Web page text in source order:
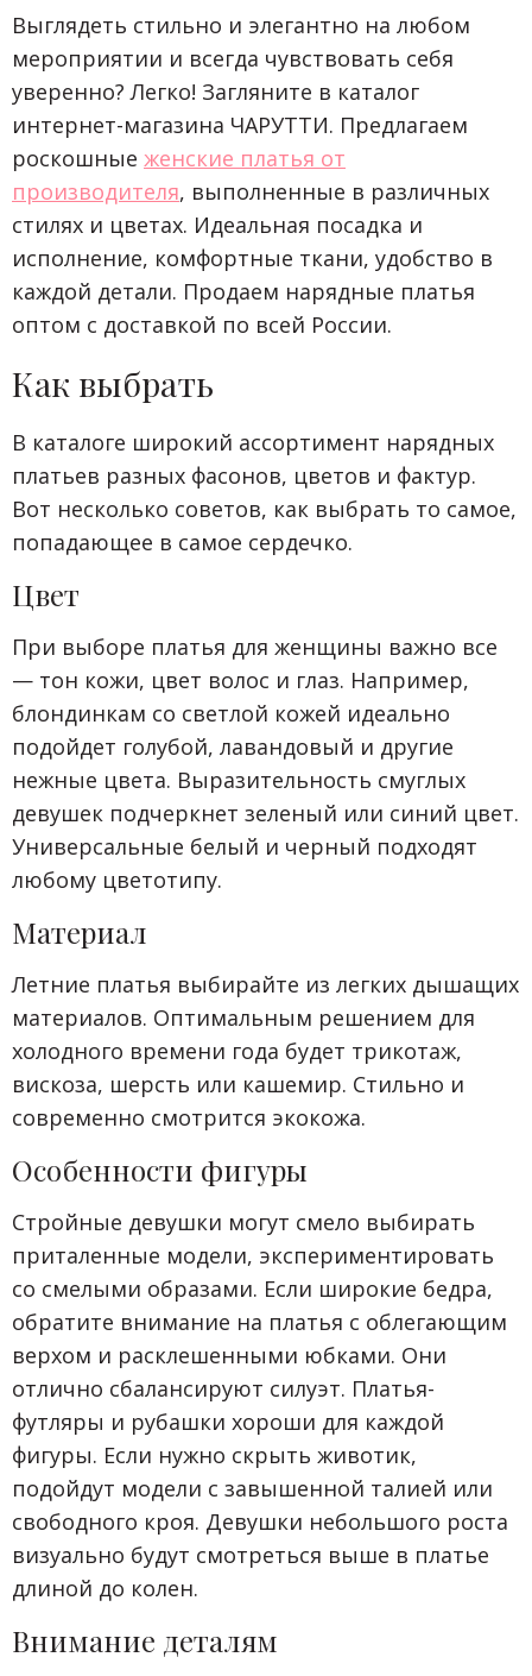
Выглядеть стильно и элегантно на любом
мероприятии и всегда чувствовать себя
уверенно? Легко! Загляните в каталог
интернет-магазина ЧАРУТТИ. Предлагаем
роскошные женские платья от
производителя, выполненные в различных
стилях и цветах. Идеальная посадка и
исполнение, комфортные ткани, удобство в
каждой детали. Продаем нарядные платья
оптом с доставкой по всей России.
Как выбрать
В каталоге широкий ассортимент нарядных
платьев разных фасонов, цветов и фактур.
Вот несколько советов, как выбрать то самое,
попадающее в самое сердечко.
Цвет
При выборе платья для женщины важно все
— тон кожи, цвет волос и глаз. Например,
блондинкам со светлой кожей идеально
подойдет голубой, лавандовый и другие
нежные цвета. Выразительность смуглых
девушек подчеркнет зеленый или синий цвет.
Универсальные белый и черный подходят
любому цветотипу.
Материал
Летние платья выбирайте из легких дышащих
материалов. Оптимальным решением для
холодного времени года будет трикотаж,
вискоза, шерсть или кашемир. Стильно и
современно смотрится экокожа.
Особенности фигуры
Стройные девушки могут смело выбирать
приталенные модели, экспериментировать
со смелыми образами. Если широкие бедра,
обратите внимание на платья с облегающим
верхом и расклешенными юбками. Они
отлично сбалансируют силуэт. Платья-
футляры и рубашки хороши для каждой
фигуры. Если нужно скрыть животик,
подойдут модели с завышенной талией или
свободного кроя. Девушки небольшого роста
визуально будут смотреться выше в платье
длиной до колен.
Внимание деталям